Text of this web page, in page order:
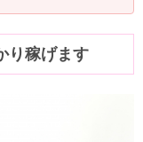
り稼げます